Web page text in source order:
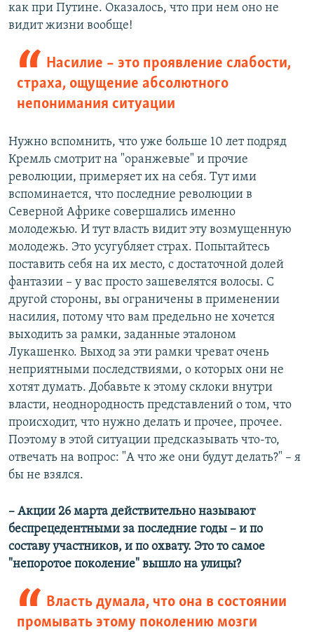
как при Путине. Оказалось, что при нем оно не
видит жизни вообще!
Насилие – это проявление слабости,
страха, ощущение абсолютного
непонимания ситуации
Нужно вспомнить, что уже больше 10 лет подряд
Кремль смотрит на "оранжевые" и прочие
революции, примеряет их на себя. Тут ими
вспоминается, что последние революции в
Северной Африке совершались именно
молодежью. И тут власть видит эту возмущенную
молодежь. Это усугубляет страх. Попытайтесь
поставить себя на их место, с достаточной долей
фантазии – у вас просто зашевелятся волосы. С
другой стороны, вы ограничены в применении
насилия, потому что вам предельно не хочется
выходить за рамки, заданные эталоном
Лукашенко. Выход за эти рамки чреват очень
неприятными последствиями, о которых они не
хотят думать. Добавьте к этому склоки внутри
власти, неоднородность представлений о том, что
происходит, что нужно делать и прочее, прочее.
Поэтому в этой ситуации предсказывать что-то,
отвечать на вопрос: "А что же они будут делать?" – я
бы не взялся.
– Акции 26 марта действительно называют
беспрецедентными за последние годы – и по
составу участников, и по охвату. Это то самое
"непоротое поколение" вышло на улицы?
Власть думала, что она в состоянии
промывать этому поколению мозги